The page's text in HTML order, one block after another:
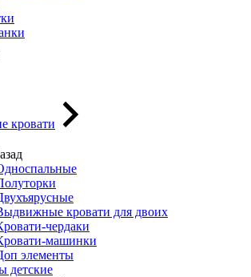
кровати
кровати для двоих
чердаки
машинки
элементы
детские